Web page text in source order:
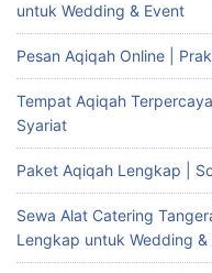
untuk Wedding & Event
Pesan Aqiqah Online |
Tempat Aqiqah
Syariat
Paket Aqiqah Lengkap |
Sewa Alat Catering
Lengkap untuk Wedding &